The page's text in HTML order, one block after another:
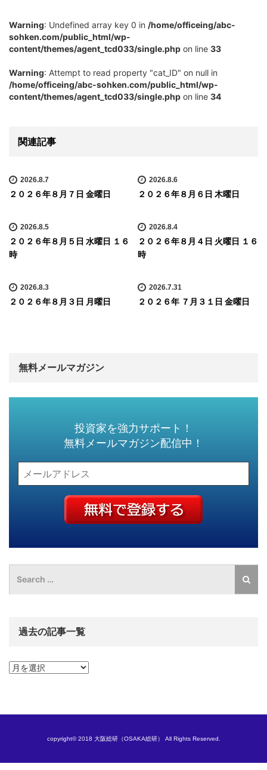
Warning: Undefined array key 0 in /home/officeing/abc-
sohken.com/public_html/wp-
content/themes/agent_tcd033/single.php on line 33
Warning: Attempt to read property "cat_ID" on null in
/home/officeing/abc-sohken.com/public_html/wp-
content/themes/agent_tcd033/single.php on line 34
関連記事
2026.8.7
２０２６年８月７日 金曜日
2026.8.6
２０２６年８月６日 木曜日
2026.8.5
２０２６年８月５日 水曜日 １６
時
2026.8.4
２０２６年８月４日 火曜日 １６
時
2026.8.3
２０２６年８月３日 月曜日
2026.7.31
２０２６年 ７月３１日 金曜日
無料メールマガジン
投資家を強力サポート！
無料メールマガジン配信中！
過去の記事一覧
過
事
copyright© 2018 大阪総研（OSAKA総研） All Rights Reserved.